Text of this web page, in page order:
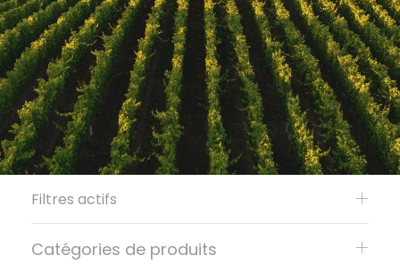
Filtres actifs
Catégories de produits